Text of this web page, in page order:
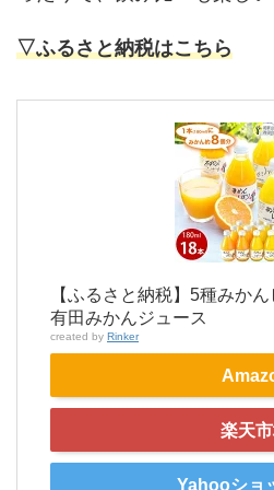
▽ふるさと納税はこちら
【ふるさと納税】5種みか
有田みかんジュース
created by Rinker
楽天
Yahooショ